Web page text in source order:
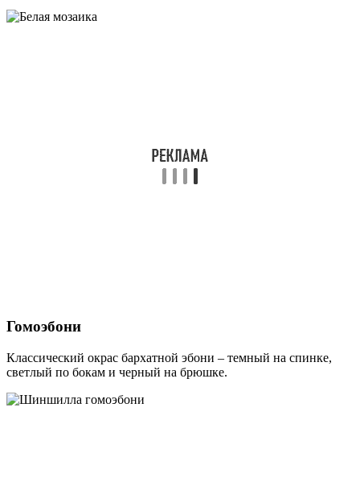
Гомоэбони
Классический окрас бархатной эбони – темный на спинке,
светлый по бокам и черный на брюшке.